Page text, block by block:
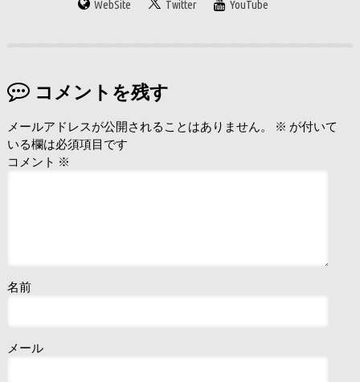
WebSite Twitter YouTube
コメントを残す
メールアドレスが公開されることはありません。 ※ が付いて
いる欄は必須項目です
コメント ※
名前
メール